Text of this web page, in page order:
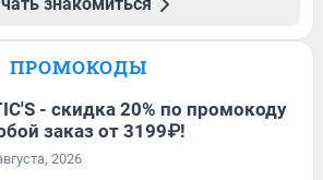
знакомиться
ПРОМОКОДЫ
- скидка 20% по промокоду
заказ от 3199₽!
2026